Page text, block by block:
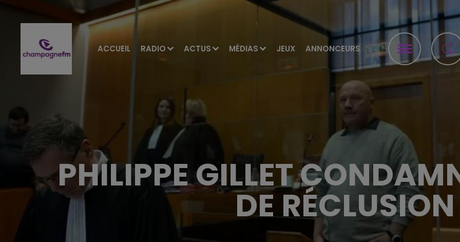
ACCUEIL RADIO ACTUS MÉDIAS JEUX ANNONCEURS
PHILIPPE GILLET
DE RÉCLUSION